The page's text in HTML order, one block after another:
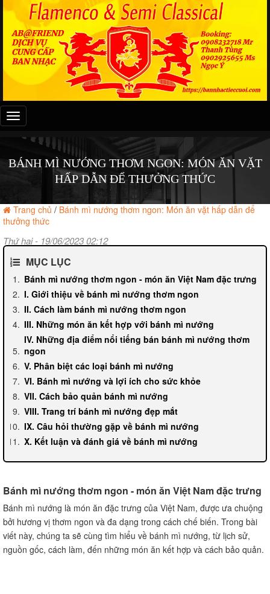
Đây
là
menu
BÁNH MÌ NƯỚNG THƠM NGON: MÓN ĂN VẶT
HẤP DẪN ĐỂ THƯỞNG THỨC
Trang chủ / Bánh mì nướng thơm ngon: Món ăn vặt hấp dẫn để
thưởng thức
Thứ hai - 19/06/2023 02:12
MỤC LỤC
Bánh mì nướng thơm ngon - món ăn Việt Nam đặc trưng
I. Giới thiệu về bánh mì nướng thơm ngon
II. Cách làm bánh mì nướng thơm ngon
III. Những món ăn kết hợp với bánh mì nướng
IV. Những địa điểm nổi tiếng bán bánh mì nướng thơm
ngon
V. Phân biệt các loại bánh mì nướng
VI. Bánh mì nướng và lợi ích cho sức khỏe
VII. Cách bảo quản bánh mì nướng
VIII. Trang trí bánh mì nướng đẹp mắt
IX. Câu hỏi thường gặp về bánh mì nướng
X. Kết luận và đánh giá về bánh mì nướng
Bánh mì nướng thơm ngon - món ăn Việt Nam đặc trưng
Bánh mì nướng là món ăn đặc trưng của Việt Nam, được ưa chuộng
bởi hương vị thơm ngon và đa dạng trong cách chế biến. Trong bài
viết này, chúng ta sẽ cùng tìm hiểu về bánh mì nướng, từ lịch sử,
nguồn gốc, cách làm, đến những món ăn kết hợp và cách bảo quản.